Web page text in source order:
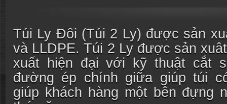
Túi Ly Đôi (Túi 2 Ly) được sản
và LLDPE. Túi 2 Ly được sản
xuất hiện đại với kỹ thuật cắt
đường ép chính giữa giúp túi
giúp khách hàng một bên đựng